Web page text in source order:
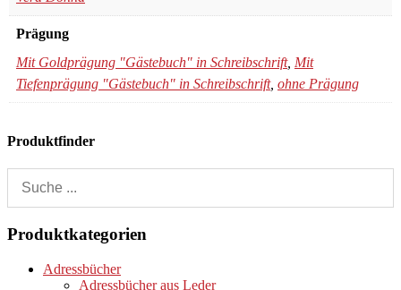
Prägung
Mit Goldprägung "Gästebuch" in Schreibschrift, Mit
Tiefenprägung "Gästebuch" in Schreibschrift, ohne Prägung
Produktfinder
Produktkategorien
Adressbücher
Adressbücher aus Leder